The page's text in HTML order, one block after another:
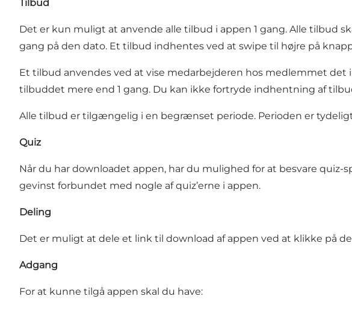
Tilbud
Det er kun muligt at anvende alle tilbud i appen 1 gang. Alle tilbud
gang på den dato. Et tilbud indhentes ved at swipe til højre på
Et tilbud anvendes ved at vise medarbejderen hos medlemmet
tilbuddet mere end 1 gang. Du kan ikke fortryde indhentning af
Alle tilbud er tilgængelig i en begrænset periode. Perioden er
Quiz
Når du har downloadet appen, har du mulighed for at besvare
gevinst forbundet med nogle af quiz’erne i appen.
Deling
Det er muligt at dele et link til download af appen ved at klikke på
Adgang
For at kunne tilgå appen skal du have: